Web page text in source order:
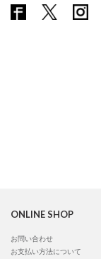
ONLINE SHOP
お問い合わせ
お支払い方法について